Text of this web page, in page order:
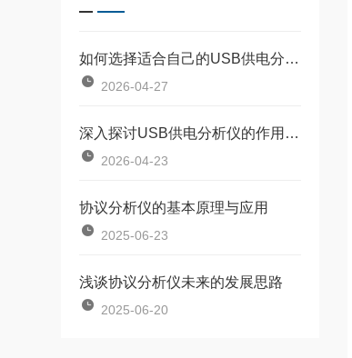
如何选择适合自己的USB供电分析仪呢？
2026-04-27
深入探讨USB供电分析仪的作用及用途
2026-04-23
协议分析仪的基本原理与应用
2025-06-23
浅谈协议分析仪未来的发展思路
2025-06-20